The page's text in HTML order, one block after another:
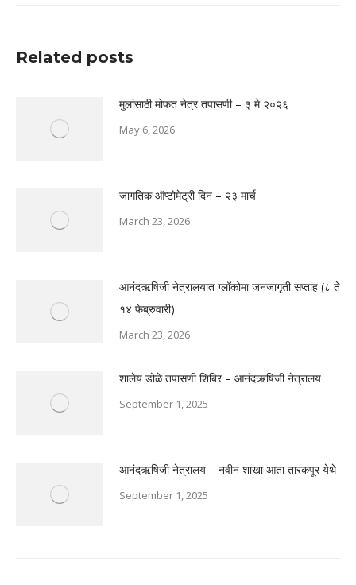
Related posts
मुलांसाठी मोफत नेत्र तपासणी – ३ मे २०२६
May 6, 2026
जागतिक ऑप्टोमेट्री दिन – २३ मार्च
March 23, 2026
आनंदऋषिजी नेत्रालयात ग्लॉकोमा जनजागृती सप्ताह (८ ते
१४ फेब्रुवारी)
March 23, 2026
शालेय डोळे तपासणी शिबिर – आनंदऋषिजी नेत्रालय
September 1, 2025
आनंदऋषिजी नेत्रालय – नवीन शाखा आता तारकपूर येथे
September 1, 2025